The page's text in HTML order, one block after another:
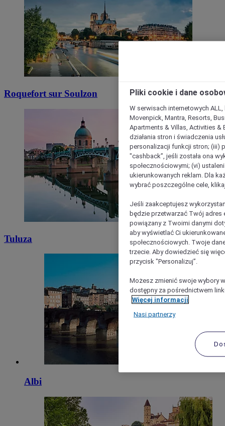
Roquefort sur Soulzon
Tuluza
Albi
Pliki cookie i dane
W serwisach internetowych
Movenpick, Mantra, Resorts,
Apartments & Villas, Activities &
działania stron i świadczenia
personalizacji funkcji stron; (iii)
"cashback”, jeśli została ona
społecznościowymi; (vi)
ukierunkowanych reklam. Dla
wybrać poszczególne cele,
Jeśli zaakceptujesz
będzie przetwarzać Twój adres
powiązany z Twoimi danymi
aby wyświetlać Ci
społecznościowych. Twoje
trzecie. Aby dowiedzieć się
przycisk "Personalizuj”.
Możesz zmienić swoje wybory
dostępny za pośrednictwem
Więcej informacji
Nasi partnerzy